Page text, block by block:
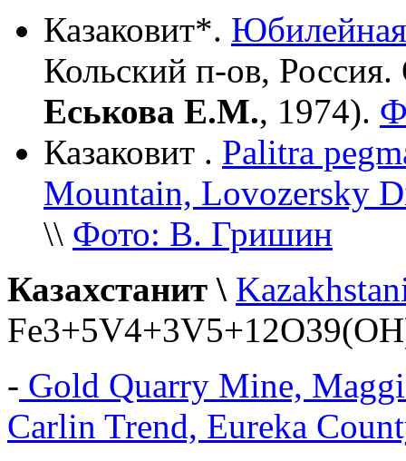
Казаковит*. Юбилейная
Кольский п-ов,
Еськова Е.М., 1974).
Казаковит . Palitra
Mountain, Lovozersky
\\ Фото: В. Гришин
Казахстанит \
- Gold Quarry Mine,
Carlin Trend, Eureka